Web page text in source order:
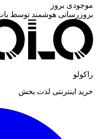
موجودی بروز
بروزرسانی هوشمند توسط بات
راکولو
خرید اینترنتی لذت بخش